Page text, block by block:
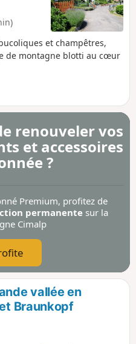
et champêtres,
de montagne blotti au cœur
renouveler vos
et accessoires
?
Premium, profitez de
permanente sur la
Cimalp
vallée en
Braunkopf